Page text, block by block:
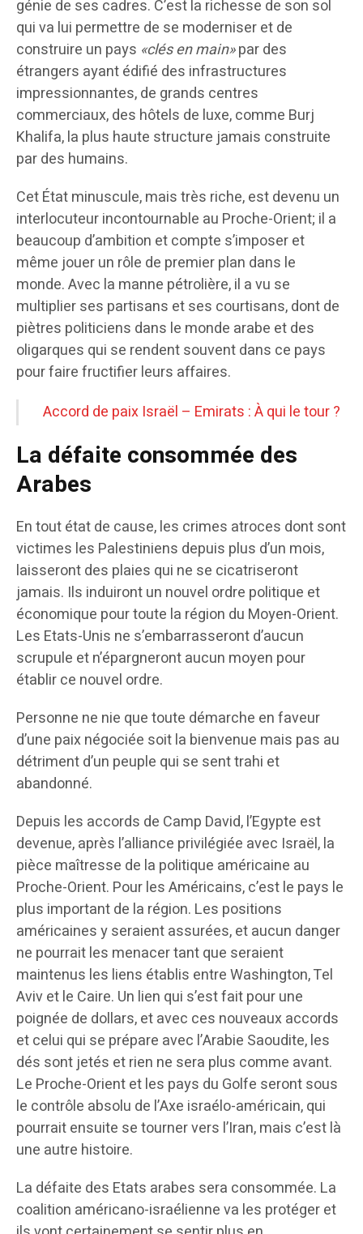
génie de ses cadres. C’est la richesse de son sol
qui va lui permettre de se moderniser et de
construire un pays «clés en main»par des
étrangers ayant édifié des infrastructures
impressionnantes, de grands centres
commerciaux, des hôtels de luxe, comme Burj
Khalifa, la plus haute structure jamais construite
par des humains.
Cet État minuscule, mais très riche, est devenu un
interlocuteur incontournable au Proche-Orient; il a
beaucoup d’ambition et compte s’imposer et
même jouer un rôle de premier plan dans le
monde. Avec la manne pétrolière, il a vu se
multiplier ses partisans et ses courtisans, dont de
piètres politiciens dans le monde arabe et des
oligarques qui se rendent souvent dans ce pays
pour faire fructifier leurs affaires.
Accord de paix Israël – Emirats : À qui le tour ?
La défaite consommée des
Arabes
En tout état de cause, les crimes atroces dont sont
victimes les Palestiniens depuis plus d’un mois,
laisseront des plaies qui ne se cicatriseront
jamais. Ils induiront un nouvel ordre politique et
économique pour toute la région du Moyen-Orient.
Les Etats-Unis ne s’embarrasseront d’aucun
scrupule et n’épargneront aucun moyen pour
établir ce nouvel ordre.
Personne ne nie que toute démarche en faveur
d’une paix négociée soit la bienvenue mais pas au
détriment d’un peuple qui se sent trahi et
abandonné.
Depuis les accords de Camp David, l’Egypte est
devenue, après l’alliance privilégiée avec Israël, la
pièce maîtresse de la politique américaine au
Proche-Orient. Pour les Américains, c’est le pays le
plus important de la région. Les positions
américaines y seraient assurées, et aucun danger
ne pourrait les menacer tant que seraient
maintenus les liens établis entre Washington, Tel
Aviv et le Caire. Un lien qui s’est fait pour une
poignée de dollars, et avec ces nouveaux accords
et celui qui se prépare avec l’Arabie Saoudite, les
dés sont jetés et rien ne sera plus comme avant.
Le Proche-Orient et les pays du Golfe seront sous
le contrôle absolu de l’Axe israélo-américain, qui
pourrait ensuite se tourner vers l’Iran, mais c’est là
une autre histoire.
La défaite des Etats arabes sera consommée. La
coalition américano-israélienne va les protéger et